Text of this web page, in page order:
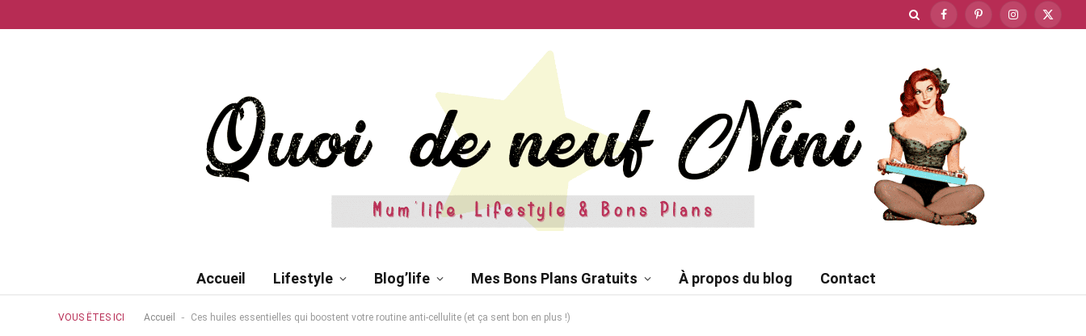
FacebookPinterestInstagram
X
Accueil Lifestyle Blog’life Mes Bons Plans Gratuits À propos du blog Contact
VOUS ÊTES ICI Accueil - Ces huiles essentielles qui boostent votre routine anti-cellulite (et ça sent bon en plus !)